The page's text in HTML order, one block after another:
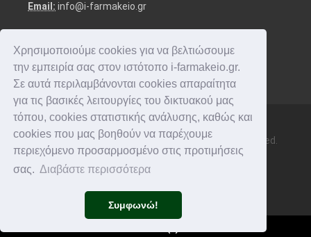
Χρησιμοποιούμε cookies για να βελτιώσουμε
την εμπειρία σας στον ιστότοπο i-farmakeio.gr.
Σε αυτά περιλαμβάνονται cookies απαραίτητα
για τις βασικές λειτουργίες του δικτυακού μας
τόπου, cookies στατιστικής ανάλυσης, καθώς και
cookies που μας βοηθούν να παρέχουμε
περιεχόμενο προσαρμοσμένο στις προτιμήσεις
σας. Διαβάστε περισσότερα
Συμφωνώ!
Email: info@i-farmakeio.gr
Copyright © 2016-2026 i-farmakeio. All rights reserved.